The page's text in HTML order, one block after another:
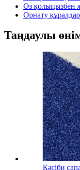
Өз қолыңызбен
Орнату
Таңдаулы
Кәсіби